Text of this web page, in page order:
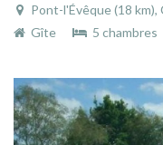
Pont-l'Évêque (18 km),
Gîte
5 chambres